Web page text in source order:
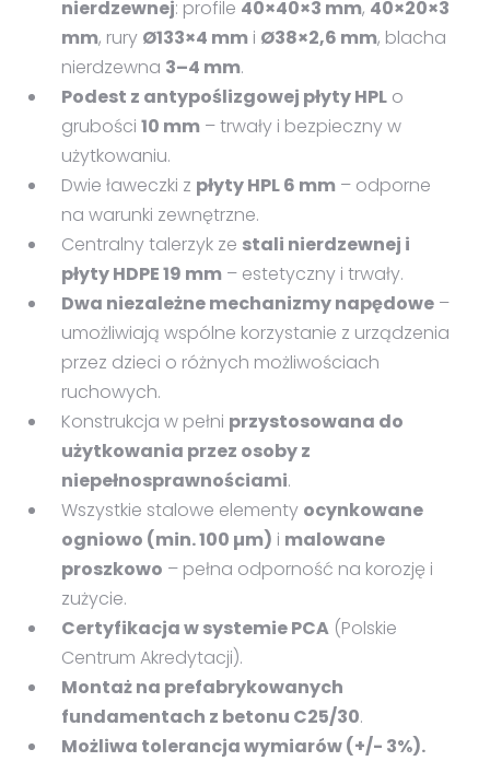
nierdzewnej: profile 40×40×3 mm, 40×20×3
mm, rury Ø133×4 mm i Ø38×2,6 mm, blacha
nierdzewna 3–4 mm.
Podest z antypoślizgowej płyty HPL o
grubości 10 mm – trwały i bezpieczny w
użytkowaniu.
Dwie ławeczki z płyty HPL 6 mm – odporne
na warunki zewnętrzne.
Centralny talerzyk ze stali nierdzewnej i
płyty HDPE 19 mm – estetyczny i trwały.
Dwa niezależne mechanizmy napędowe –
umożliwiają wspólne korzystanie z urządzenia
przez dzieci o różnych możliwościach
ruchowych.
Konstrukcja w pełni przystosowana do
użytkowania przez osoby z
niepełnosprawnościami.
Wszystkie stalowe elementy ocynkowane
ogniowo (min. 100 µm) i malowane
proszkowo – pełna odporność na korozję i
zużycie.
Certyfikacja w systemie PCA (Polskie
Centrum Akredytacji).
Montaż na prefabrykowanych
fundamentach z betonu C25/30.
Możliwa tolerancja wymiarów (+/- 3%).